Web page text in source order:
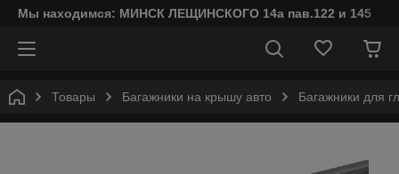
Мы находимся: МИНСК ЛЕЩИНСКОГО 14а пав.122 и 145
Товары Багажники на крышу авто Багажники для